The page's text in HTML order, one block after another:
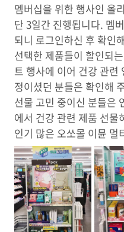
멤버십을 위한 행사인 올
단 3일간 진행됩니다. 멤
되니 로그인하신 후 확인
선택한 제품들이 할인되
트 행사에 이어 건강 관련
정이셨던 분들은 확인해
선물 고민 중이신 분들은
에서 건강 관련 제품 선
인기 많은 오쏘몰 이뮨